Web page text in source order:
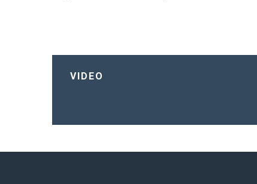
VIDEO